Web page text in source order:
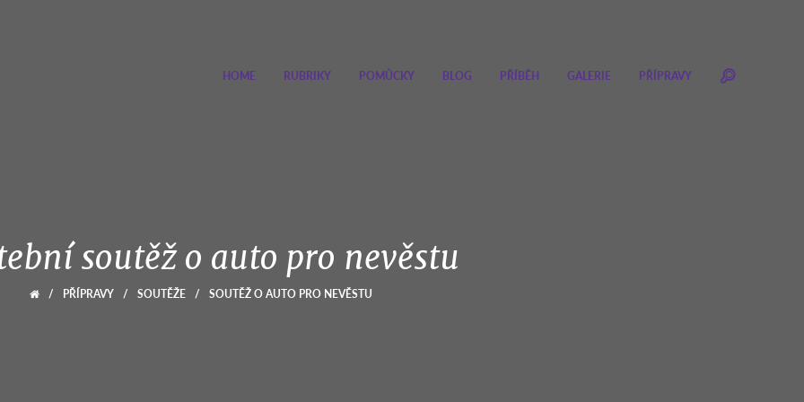
HOME RUBRIKY POMŮCKY BLOG PŘÍBĚH GALERIE PŘÍPRAVY
soutěž o auto pro nevěstu
/ PŘÍPRAVY / SOUTĚŽE / SOUTĚŽ O AUTO PRO NEVĚSTU